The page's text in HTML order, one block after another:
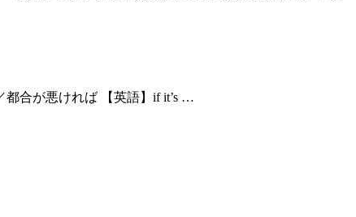
都合が悪ければ 【英語】if it’s …